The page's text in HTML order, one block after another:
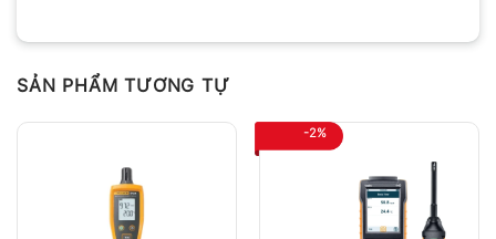
SẢN PHẨM TƯƠNG TỰ
-2%